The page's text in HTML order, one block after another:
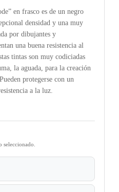
en frasco es de un negro
densidad y una muy
por dibujantes y
una buena resistencia al
tintas son muy codiciadas
la aguada, para la creación
protegerse con un
a la luz.